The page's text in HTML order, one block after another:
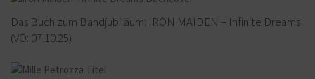
Das Buch zum Bandjubiläum: IRON MAIDEN – Infinite Dreams
(VÖ: 07.10.25)